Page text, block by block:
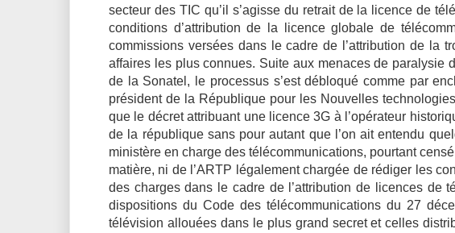
secteur des TIC qu’il s’agisse du retrait de la licence de
conditions d’attribution de la licence globale de
commissions versées dans le cadre de l’attribution de la
affaires les plus connues. Suite aux menaces de paralysie
de la Sonatel, le processus s’est débloqué comme par
président de la République pour les Nouvelles
que le décret attribuant une licence 3G à l’opérateur
de la république sans pour autant que l’on ait entendu
ministère en charge des télécommunications, pourtant
matière, ni de l’ARTP légalement chargée de rédiger les
des charges dans le cadre de l’attribution de licences de
dispositions du Code des télécommunications du 27
télévision allouées dans le plus grand secret et celles